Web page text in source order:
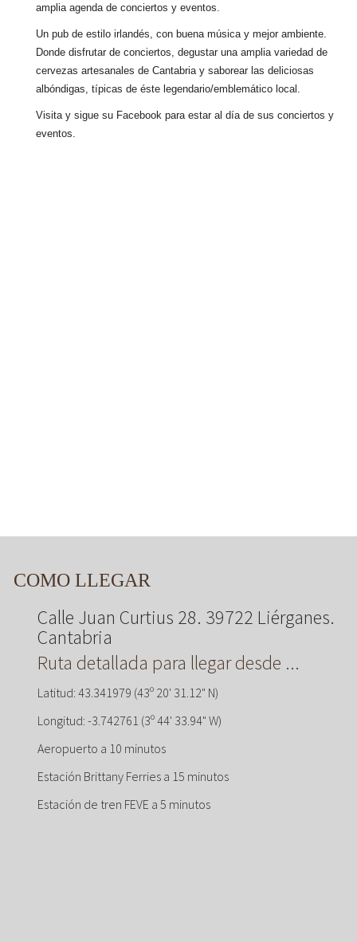
amplia agenda de conciertos y eventos.
Un pub de estilo irlandés, con buena música y mejor ambiente.
Donde disfrutar de conciertos, degustar una amplia variedad de
cervezas artesanales de Cantabria y saborear las deliciosas
albóndigas, típicas de éste legendario/emblemático local.
Visita y sigue su Facebook para estar al día de sus conciertos y
eventos.
COMO LLEGAR
Calle Juan Curtius 28. 39722 Liérganes.
Cantabria
Ruta detallada para llegar desde ...
Latitud: 43.341979 (43º 20' 31.12" N)
Longitud: -3.742761 (3º 44' 33.94" W)
Aeropuerto a 10 minutos
Estación Brittany Ferries a 15 minutos
Estación de tren FEVE a 5 minutos